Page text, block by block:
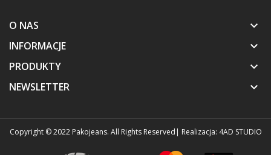
O NAS keyboard_arrow_down
INFORMACJE keyboard_arrow_down
PRODUKTY keyboard_arrow_down
NEWSLETTER keyboard_arrow_down
Copyright © 2022 Pakojeans. All Rights Reserved | Realizacja: 4AD STUDIO